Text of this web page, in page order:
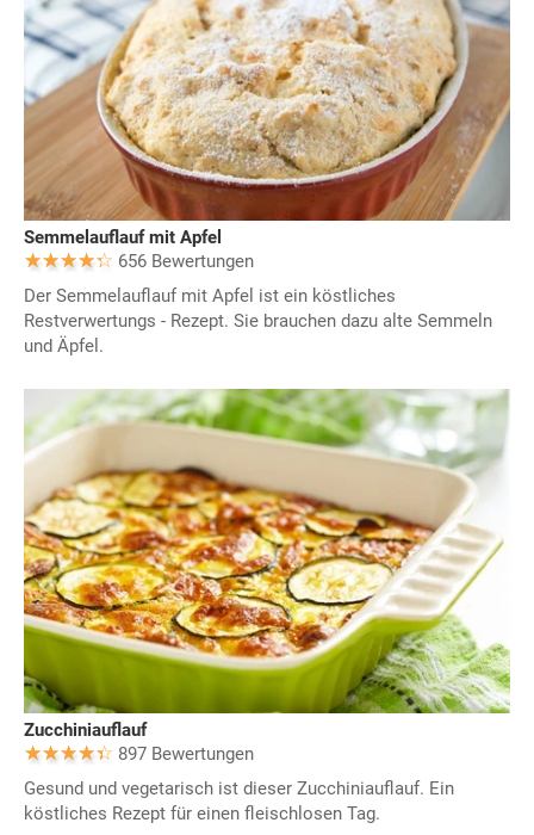
Semmelauflauf mit Apfel
656 Bewertungen
Der Semmelauflauf mit Apfel ist ein köstliches
Restverwertungs - Rezept. Sie brauchen dazu alte Semmeln
und Äpfel.
Zucchiniauflauf
897 Bewertungen
Gesund und vegetarisch ist dieser Zucchiniauflauf. Ein
köstliches Rezept für einen fleischlosen Tag.